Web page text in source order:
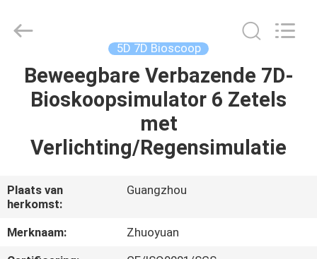
HUIS
SHOW
OVER
Co.,Ltd.
5D 7D Bioscoop
Beweegbare Verbazende 7D-
Bioskoopsimulator 6 Zetels
met
Verlichting/Regensimulatie
Plaats van
herkomst:
Guangzhou
Merknaam:
Zhuoyuan